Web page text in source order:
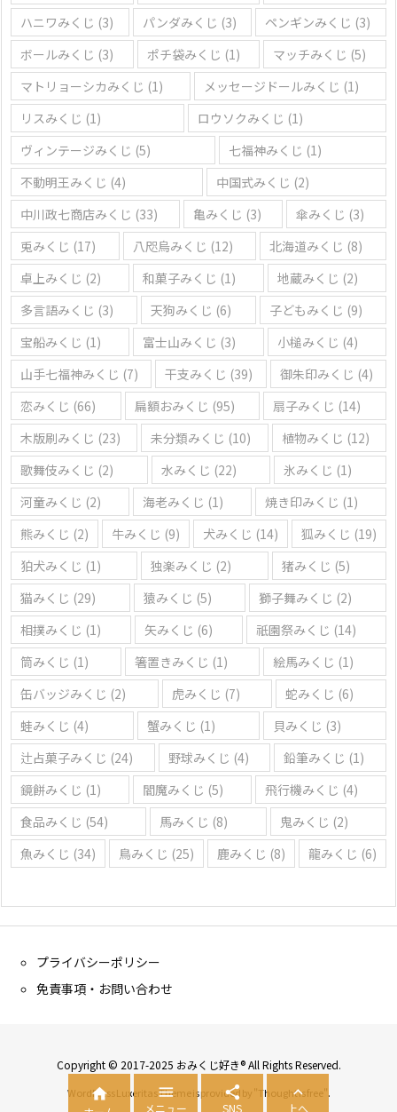
ハニワみくじ (3) パンダみくじ (3) ペンギンみくじ (3)
ボールみくじ (3) ポチ袋みくじ (1) マッチみくじ (5)
マトリョーシカみくじ (1) メッセージドールみくじ (1)
リスみくじ (1) ロウソクみくじ (1)
ヴィンテージみくじ (5) 七福神みくじ (1)
不動明王みくじ (4) 中国式みくじ (2)
中川政七商店みくじ (33) 亀みくじ (3) 傘みくじ (3)
兎みくじ (17) 八咫烏みくじ (12) 北海道みくじ (8)
卓上みくじ (2) 和菓子みくじ (1) 地蔵みくじ (2)
多言語みくじ (3) 天狗みくじ (6) 子どもみくじ (9)
宝船みくじ (1) 富士山みくじ (3) 小槌みくじ (4)
山手七福神みくじ (7) 干支みくじ (39) 御朱印みくじ (4)
恋みくじ (66) 扁額おみくじ (95) 扇子みくじ (14)
木版刷みくじ (23) 未分類みくじ (10) 植物みくじ (12)
歌舞伎みくじ (2) 水みくじ (22) 氷みくじ (1)
河童みくじ (2) 海老みくじ (1) 焼き印みくじ (1)
熊みくじ (2) 牛みくじ (9) 犬みくじ (14) 狐みくじ (19)
狛犬みくじ (1) 独楽みくじ (2) 猪みくじ (5)
猫みくじ (29) 猿みくじ (5) 獅子舞みくじ (2)
相撲みくじ (1) 矢みくじ (6) 祇園祭みくじ (14)
筒みくじ (1) 箸置きみくじ (1) 絵馬みくじ (1)
缶バッジみくじ (2) 虎みくじ (7) 蛇みくじ (6)
蛙みくじ (4) 蟹みくじ (1) 貝みくじ (3)
辻占菓子みくじ (24) 野球みくじ (4) 鉛筆みくじ (1)
鏡餅みくじ (1) 閻魔みくじ (5) 飛行機みくじ (4)
食品みくじ (54) 馬みくじ (8) 鬼みくじ (2)
魚みくじ (34) 鳥みくじ (25) 鹿みくじ (8) 龍みくじ (6)
プライバシーポリシー
免責事項・お問い合わせ
Copyright © 2017-2025 おみくじ好き® All Rights Reserved.
WordPress Luxeritas Theme is provided by "Thought is free".
 
メニュー

SNS

上へ